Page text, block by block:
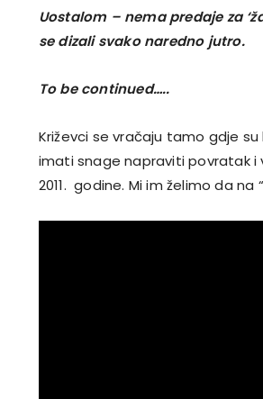
Uostalom – nema predaje za
se dizali svako naredno jutro.
To be continued…..
Križevci se vračaju tamo gdje
imati snage napraviti povratak i
2011. godine. Mi im želimo da